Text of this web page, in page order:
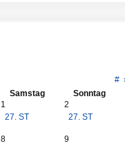
#
Samstag
Sonntag
1
27. ST
2
27. ST
8
9